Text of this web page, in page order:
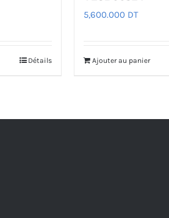
Détails
5,600.000 DT
Ajouter au panier